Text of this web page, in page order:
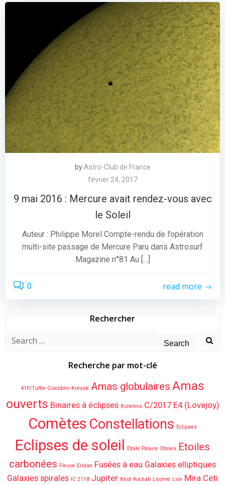
by Astro-Club de France
février 24, 2017
9 mai 2016 : Mercure avait rendez-vous avec
le Soleil
Auteur : Philippe Morel Compte-rendu de l’opération
multi-site passage de Mercure Paru dans Astrosurf
Magazine n°81 Au […]
0 read more
Rechercher
Search
Recherche par mot-clé
41P/Tuttle-Giacobini-Kresak Amas globulaires Amas
ouverts Binaires à éclipses Bulletins C/2017 E4 (Lovejoy)
Comètes Constellations Eclipses
Eclipses de soleil Etoile Polaire Etoiles Etoiles
carbonées Fleuve Eridan Fusées à eau Galaxies elliptiques
Galaxies spirales IC 2118 Jupiter Keid Kochab Licorne Lion Mira Ceti